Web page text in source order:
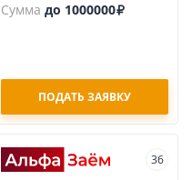
Сумма до 1000000
ПОДАТЬ ЗАЯВКУ
36